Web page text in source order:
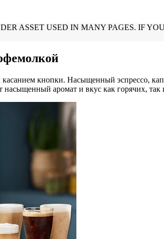
кнопки. Насыщенный эспрессо,
насыщенный аромат и вкус как горячих,